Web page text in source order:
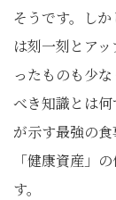
そうです。し
は刻一刻とア
ったものも少
べき知識とは
が示す最強の
「健康資産」
す。